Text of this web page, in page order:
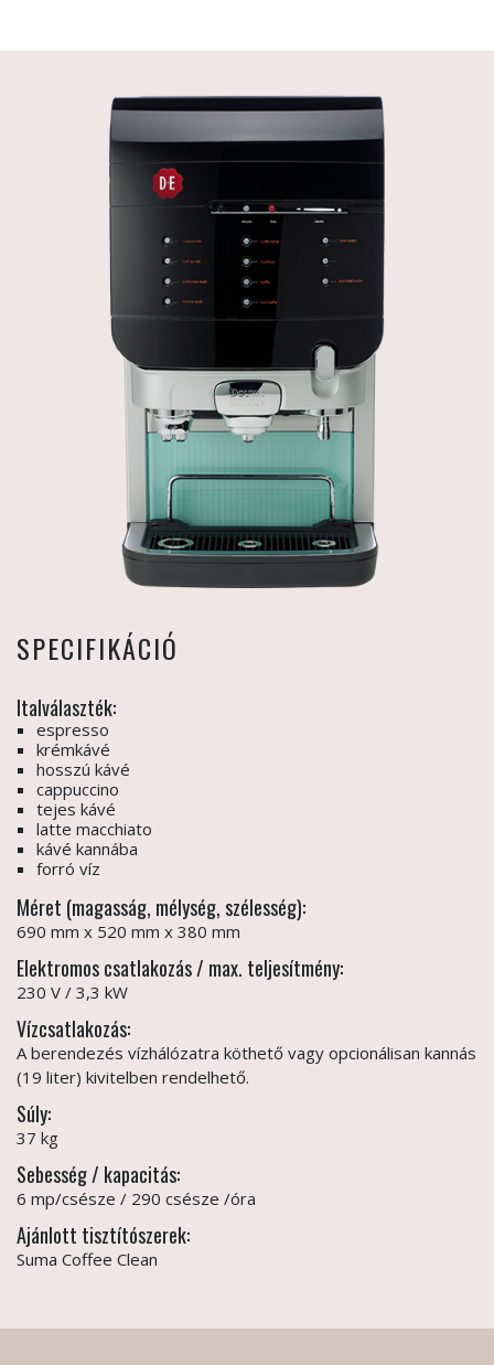
SPECIFIKÁCIÓ
Italválaszték:
espresso
krémkávé
hosszú kávé
cappuccino
tejes kávé
latte macchiato
kávé kannába
forró víz
Méret (magasság, mélység, szélesség):
690 mm x 520 mm x 380 mm
Elektromos csatlakozás / max. teljesítmény:
230 V / 3,3 kW
Vízcsatlakozás:
A berendezés vízhálózatra köthető vagy opcionálisan kannás
(19 liter) kivitelben rendelhető.
Súly:
37 kg
Sebesség / kapacitás:
6 mp/csésze / 290 csésze /óra
Ajánlott tisztítószerek:
Suma Coffee Clean